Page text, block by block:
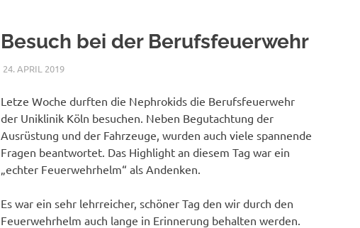
Besuch bei der Berufsfeuerwehr
24. APRIL 2019NICOLE.BETH
ALLGEMEIN
Letze Woche durften die Nephrokids die Berufsfeuerwehr
der Uniklinik Köln besuchen. Neben Begutachtung der
Ausrüstung und der Fahrzeuge, wurden auch viele spannende
Fragen beantwortet. Das Highlight an diesem Tag war ein
„echter Feuerwehrhelm“ als Andenken.
Es war ein sehr lehrreicher, schöner Tag den wir durch den
Feuerwehrhelm auch lange in Erinnerung behalten werden.